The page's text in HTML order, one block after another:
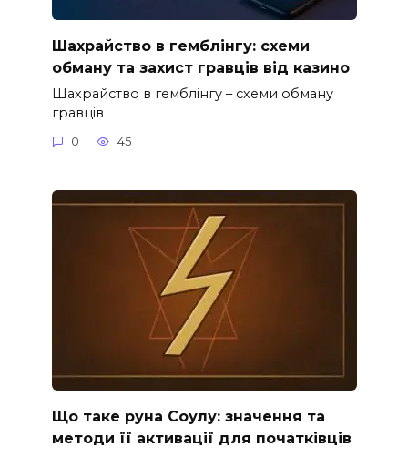
Шахрайство в гемблінгу: схеми
обману та захист гравців від казино
Шахрайство в гемблінгу – схеми обману
гравців
0 45
Що таке руна Соулу: значення та
методи її активації для початківців